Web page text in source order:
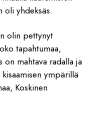
oli yhdeksäs.
olin pettynyt
tapahtumaa,
on mahtava radalla ja
ympärillä
Koskinen